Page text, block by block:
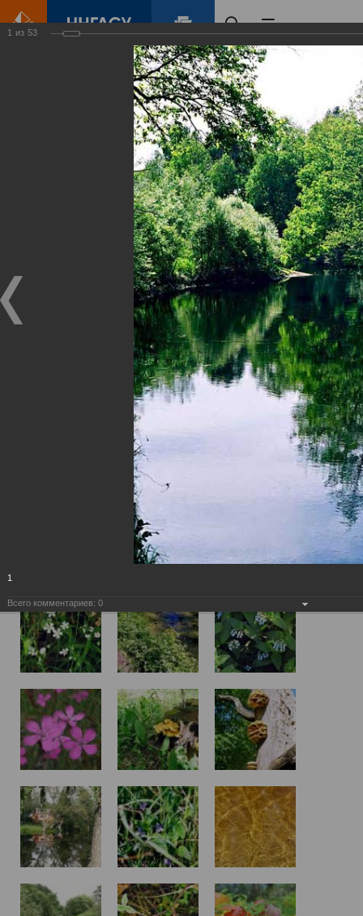
Зеленый Город
Виртуальные
выставки
(фотоальбомы)
1 из 53
1
Всего комментариев: 0